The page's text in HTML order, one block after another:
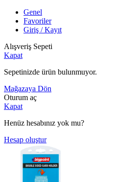
Genel
Favoriler
Giriş / Kayıt
Alışveriş Sepeti
Kapat
Sepetinizde ürün bulunmuyor.
Mağazaya Dön
Oturum aç
Kapat
Henüz hesabınız yok mu?
Hesap oluştur